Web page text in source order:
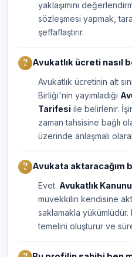
yaklaşımını
sözleşmesi yapmak,
şeffaflaştırır.
Avukatlık ücreti nasıl
Avukatlık ücretinin alt
Birliği'nin yayımladığı
Tarifesi ile belirlenir.
zaman tahsisine bağlı
üzerinde anlaşmalı
Avukata aktaracağım
Evet. Avukatlık
müvekkilin kendisine
saklamakla
temelini oluşturur ve